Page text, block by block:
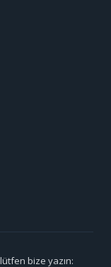
bize yazın: